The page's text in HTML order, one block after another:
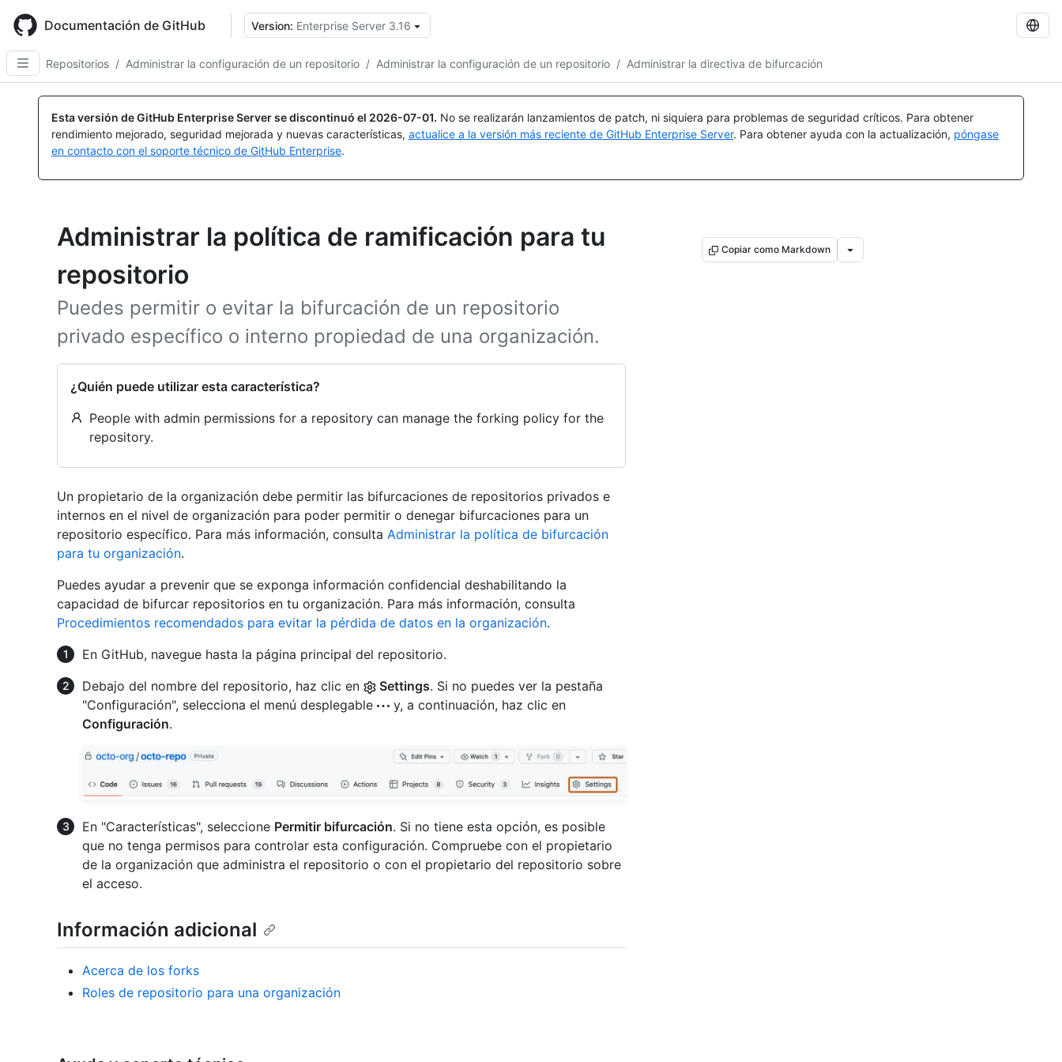
main
content
Documentación de GitHub Version: Enterprise Server 3.16
Repositorios / Administrar la configuración de un repositorio / Administrar la configuración de un repositorio / Administrar la directiva de bifurcación
Esta versión de GitHub Enterprise Server se discontinuó el 2026-07-01. No se realizarán lanzamientos de patch, ni siquiera para problemas de seguridad críticos. Para obtener
rendimiento mejorado, seguridad mejorada y nuevas características, actualice a la versión más reciente de GitHub Enterprise Server. Para obtener ayuda con la actualización, póngase
en contacto con el soporte técnico de GitHub Enterprise.
Administrar la política de ramificación para tu
repositorio
Puedes permitir o evitar la bifurcación de un repositorio
privado específico o interno propiedad de una organización.
¿Quién puede utilizar esta característica?
People with admin permissions for a repository can manage the forking policy for the
repository.
Copiar como Markdown
Un propietario de la organización debe permitir las bifurcaciones de repositorios privados e
internos en el nivel de organización para poder permitir o denegar bifurcaciones para un
repositorio específico. Para más información, consulta Administrar la política de bifurcación
para tu organización.
Puedes ayudar a prevenir que se exponga información confidencial deshabilitando la
capacidad de bifurcar repositorios en tu organización. Para más información, consulta
Procedimientos recomendados para evitar la pérdida de datos en la organización.
En GitHub, navegue hasta la página principal del repositorio.
Debajo del nombre del repositorio, haz clic en
Settings. Si no puedes ver la pestaña
"Configuración", selecciona el menú desplegable
y, a continuación, haz clic en
Configuración.
En "Características", seleccione Permitir bifurcación. Si no tiene esta opción, es posible
que no tenga permisos para controlar esta configuración. Compruebe con el propietario
de la organización que administra el repositorio o con el propietario del repositorio sobre
el acceso.
Información adicional
Acerca de los forks
Roles de repositorio para una organización